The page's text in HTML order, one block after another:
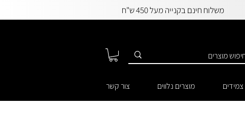
משלוח חינם בקנייה מעל 450 ש"ח
צמידים מוצרים נלווים צור קשר